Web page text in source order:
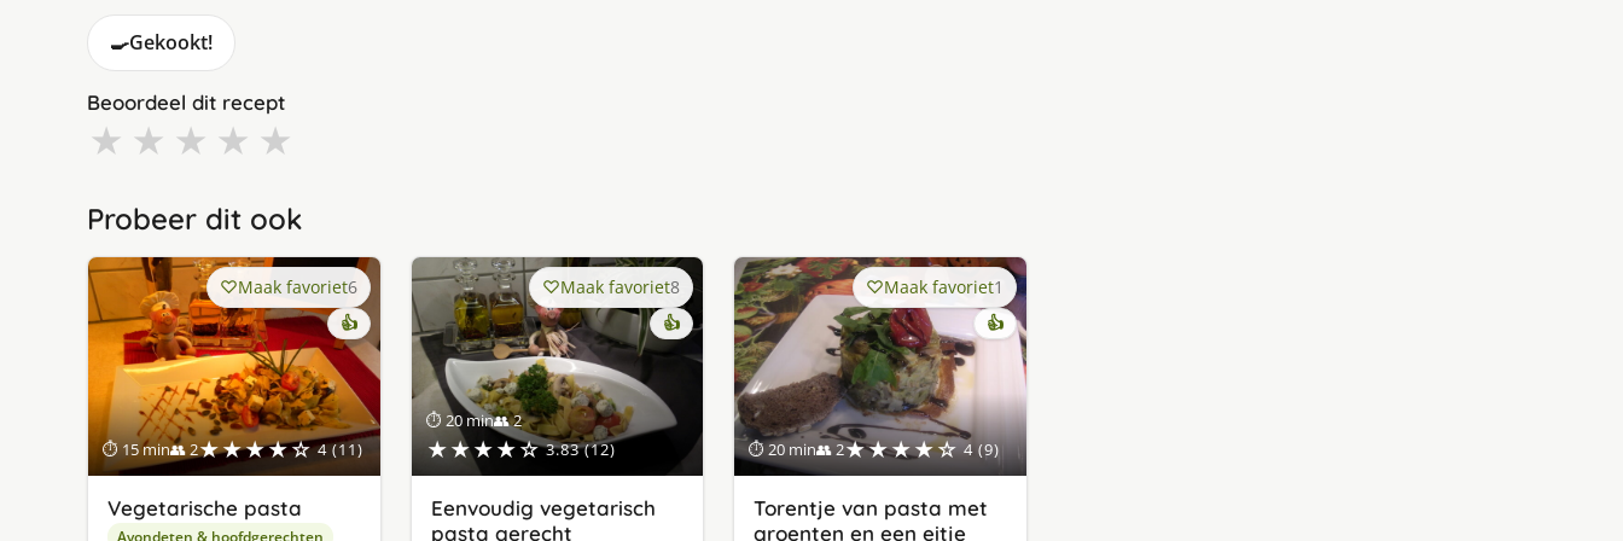
🍳Gekookt!
Beoordeel dit recept
★ ★ ★ ★ ★
Probeer dit ook
⏱ 15 min👥 2★★★★☆ 4 (11)
Maak favoriet6
👍
Vegetarische pasta
⏱ 20 min👥 2
★★★★☆ 3.83 (12)
Maak favoriet8
👍
Eenvoudig vegetarisch
pasta gerecht
⏱ 20 min👥 2★★★★☆ 4 (9)
Maak favoriet1
👍
Torentje van pasta met
groenten en een eitje